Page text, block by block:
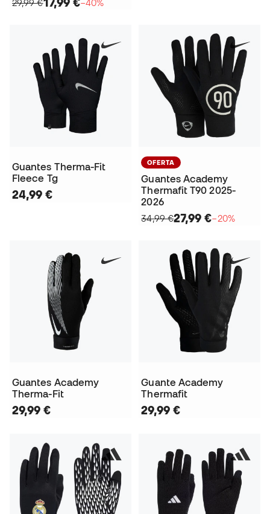
Guantes Therma-Fit
Fleece Tg
24,99 €
OFERTA
Guantes Academy
Thermafit T90 2025-
2026
34,99 €27,99 €−20%
Guantes Academy
Therma-Fit
29,99 €
Guante Academy
Thermafit
29,99 €